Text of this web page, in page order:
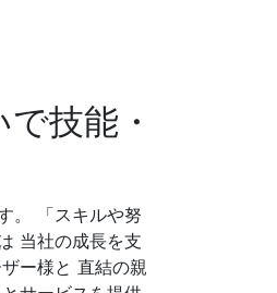
技能・
。 「スキルや努
当社の成長を支
ー様と 直結の親